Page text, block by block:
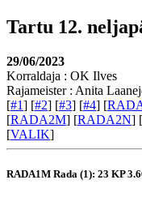
Tartu 12.
29/06/2023
Korraldaja : OK Ilves
Rajameister : Anita
[#1] [#2] [#3] [#4] [
[RADA2M] [RADA2N] [
[VALIK]
RADA1M Rada (1): 23 KP